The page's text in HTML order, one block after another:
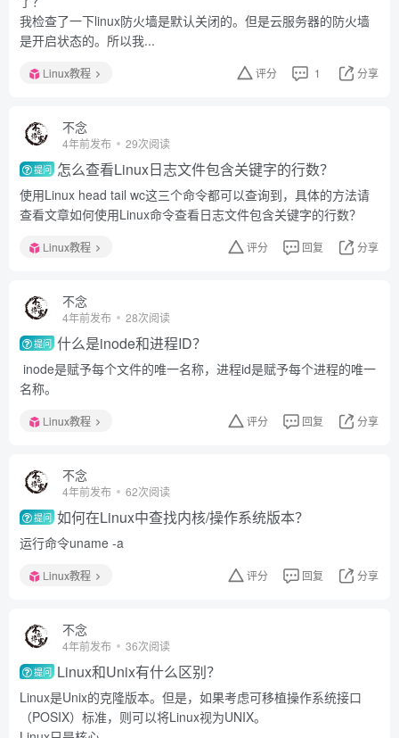
我检查了一下linux防火墙是默认关闭的。但是云服务器的防火墙
是开启状态的。所以我...
Linux教程 评分 1 分享
不念
4年前发布 29次阅读
提问 怎么查看Linux日志文件包含关键字的行数？
使用Linux head tail wc这三个命令都可以查询到，具体的方法请
查看文章如何使用Linux命令查看日志文件包含关键字的行数？
Linux教程 评分 回复 分享
不念
4年前发布 28次阅读
提问 什么是inode和进程ID？
inode是赋予每个文件的唯一名称，进程id是赋予每个进程的唯一
名称。
Linux教程 评分 回复 分享
不念
4年前发布 62次阅读
提问 如何在Linux中查找内核/操作系统版本？
运行命令uname -a
Linux教程 评分 回复 分享
不念
4年前发布 36次阅读
提问 Linux和Unix有什么区别？
Linux是Unix的克隆版本。但是，如果考虑可移植操作系统接口
（POSIX）标准，则可以将Linux视为UNIX。